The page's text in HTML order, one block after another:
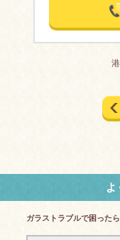
よ
ガラストラブルで困った